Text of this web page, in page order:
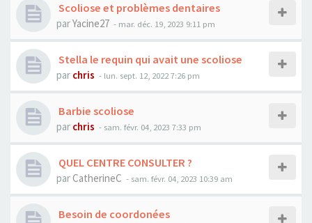
Scoliose et problèmes dentaires
parYacine27 - mar. déc. 19, 2023 9:11 pm
Stella le requin qui avait une scoliose
par chris - lun. sept. 12, 2022 7:26 pm
Barbie scoliose
par chris - sam. févr. 04, 2023 7:33 pm
QUEL CENTRE CONSULTER ?
parCatherineC - sam. févr. 04, 2023 10:39 am
Besoin de coordonées